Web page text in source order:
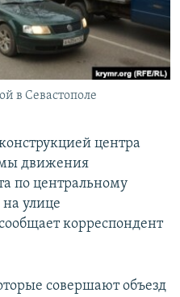
в Севастополе
центра
движения
по центральному
на улице
корреспондент
совершают объезд